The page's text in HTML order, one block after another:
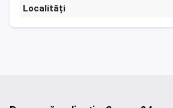
Localități